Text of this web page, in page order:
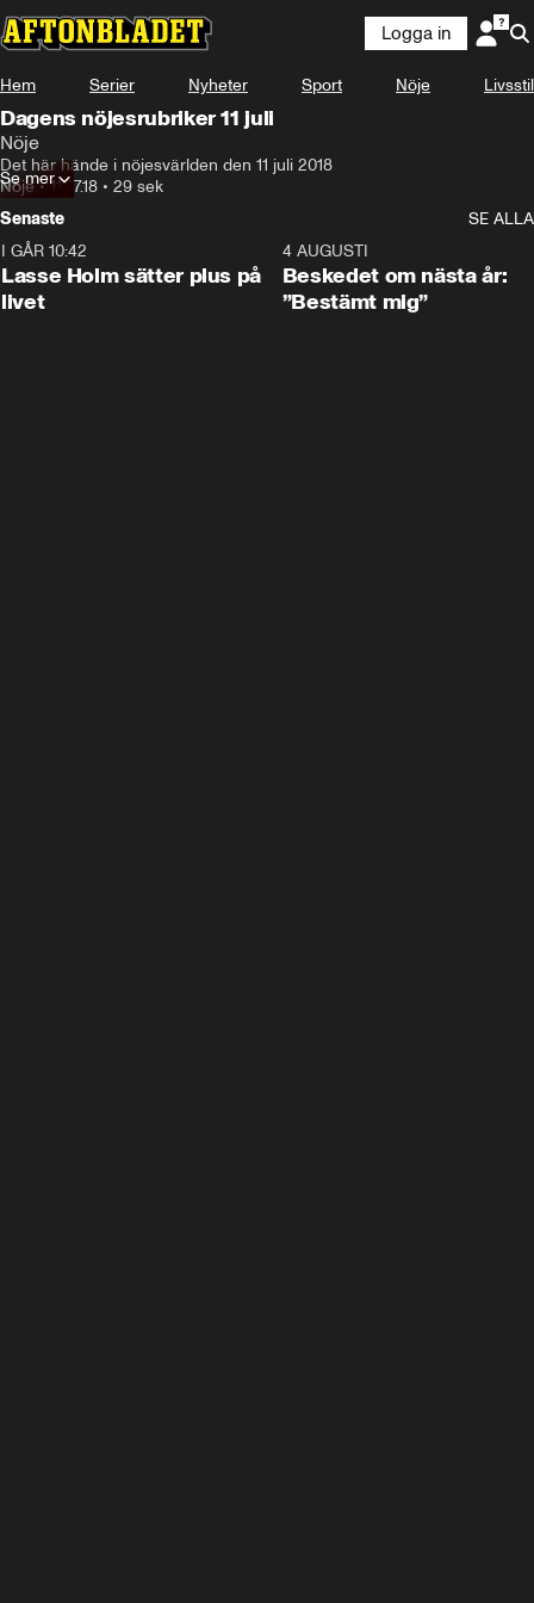
Logga in
Hem Serier Nyheter Sport Nöje Livsstil
Dagens nöjesrubriker 11 juli
Nöje
Det här hände i nöjesvärlden den 11 juli 2018
Nöje•11.07.18 • 29 sek
Se mer
Senaste
SE ALLA
I GÅR 10:42
Lasse Holm sätter plus på
livet
4 AUGUSTI
Beskedet om nästa år:
”Bestämt mig”